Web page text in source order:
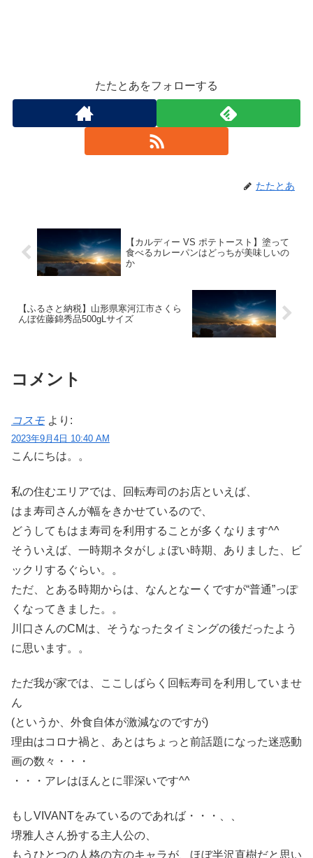
たたとあをフォローする
たたとあ
【カルディー VS ポテトースト】塗って
食べるカレーパンはどっちが美味しいの
か
【ふるさと納税】山形県寒河江市さくら
んぼ佐藤錦秀品500gLサイズ
コメント
コスモ より:
2023年9月4日 10:40 AM
こんにちは。。
私の住むエリアでは、回転寿司のお店といえば、
はま寿司さんが幅をきかせているので、
どうしてもはま寿司を利用することが多くなります^^
そういえば、一時期ネタがしょぼい時期、ありました、ビ
ックリするぐらい。。
ただ、とある時期からは、なんとなーくですが“普通”っぽ
くなってきました。。
川口さんのCMは、そうなったタイミングの後だったよう
に思います。。
ただ我が家では、ここしばらく回転寿司を利用していませ
ん
(というか、外食自体が激減なのですが)
理由はコロナ禍と、あとはちょっと前話題になった迷惑動
画の数々・・・
・・・アレはほんとに罪深いです^^
もしVIVANTをみているのであれば・・・、、
堺雅人さん扮する主人公の、
もうひとつの人格の方のキャラが、ほぼ半沢直樹だと思い